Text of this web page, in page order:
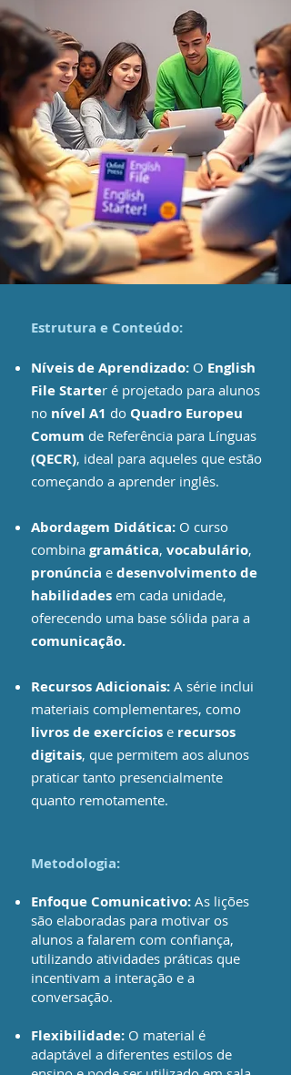
Estrutura e Conteúdo:
Níveis de Aprendizado: O English
File Starter é projetado para alunos
no nível A1 do Quadro Europeu
Comum de Referência para Línguas
(QECR), ideal para aqueles que estão
começando a aprender inglês.
Abordagem Didática: O curso
combina gramática, vocabulário,
pronúncia e desenvolvimento de
habilidades em cada unidade,
oferecendo uma base sólida para a
comunicação.
Recursos Adicionais: A série inclui
materiais complementares, como
livros de exercícios e recursos
digitais, que permitem aos alunos
praticar tanto presencialmente
quanto remotamente.
Metodologia:
Enfoque Comunicativo: As lições
são elaboradas para motivar os
alunos a falarem com confiança,
utilizando atividades práticas que
incentivam a interação e a
conversação.
Flexibilidade: O material é
adaptável a diferentes estilos de